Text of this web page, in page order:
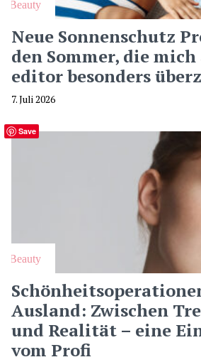
Beauty
Neue Sonnenschutz
den Sommer, die
editor besonders
7. Juli 2026
Beauty
Ausland: Zwischen
und Realität – eine
vom Profi
Save